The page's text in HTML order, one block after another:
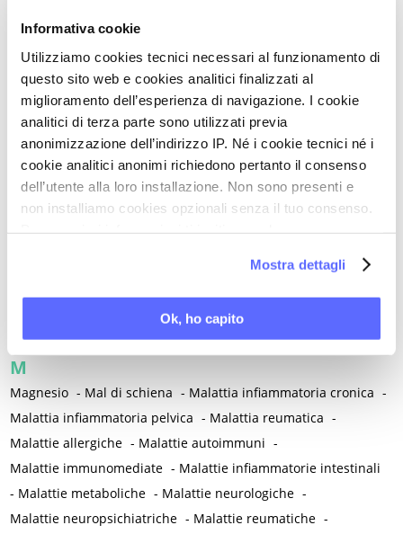
Informativa cookie
Utilizziamo cookies tecnici necessari al funzionamento di
questo sito web e cookies analitici finalizzati al
miglioramento dell’esperienza di navigazione. I cookie
analitici di terza parte sono utilizzati previa
anonimizzazione dell’indirizzo IP. Né i cookie tecnici né i
cookie analitici anonimi richiedono pertanto il consenso
dell’utente alla loro installazione. Non sono presenti e
non installiamo cookies opzionali senza il tuo consenso.
Mostra dettagli
Ok, ho capito
Iperalgesia viscero-viscerale -Iperlipidemia -
Iperplasia atipica e carcinoma dell'endometrio
Ipertensione / Ipertensione gestazionale -Ipertiroidismo
Ipoestrogenismo - Ipotiroidismo -Isterectomia -Isteroscopia
L-carnitina -Laparoscopia -Lattobacilli -Lattoferrina -
Legislazione -
Lichen simplex chronicus
-Lubrificazione vaginale
Lupus eritematoso sistemico -Luteolina -Lutto
M
Magnesio - Mal di schiena - Malattia infiammatoria cronica -
Malattia infiammatoria pelvica - Malattia reumatica -
Malattie allergiche - Malattie autoimmuni -
Malattie immunomediate - Malattie infiammatorie intestinali
- Malattie metaboliche - Malattie neurologiche -
Malattie neuropsichiatriche - Malattie reumatiche -